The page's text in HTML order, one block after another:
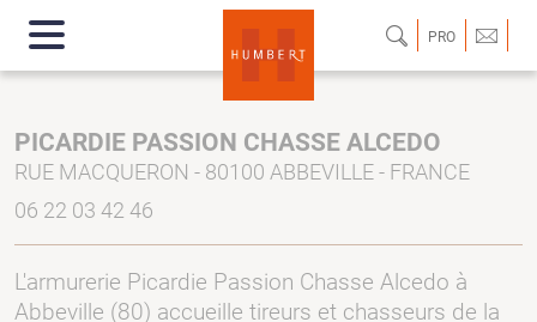
PRO
PICARDIE PASSION CHASSE ALCEDO
RUE MACQUERON - 80100 ABBEVILLE - FRANCE
06 22 03 42 46
L'armurerie Picardie Passion Chasse Alcedo à
Abbeville (80) accueille tireurs et chasseurs de la